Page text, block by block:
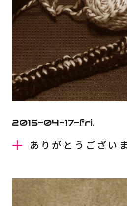
2015-04-17-fri.
ありがとうござい